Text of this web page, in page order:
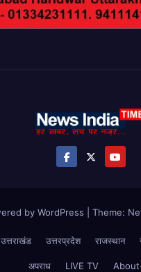
by WordPress Theme:
उत्तराखंड उत्तरप्रदेश राजस्थान
अपराध LIVE TV